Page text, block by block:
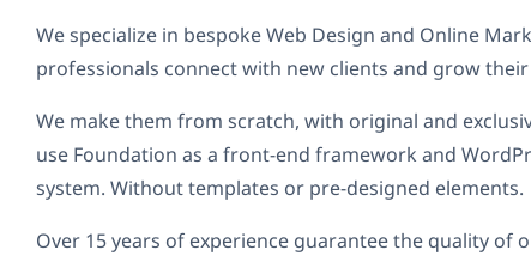
We specialize in bespoke Web Design and Online
professionals connect with new clients and grow
We make them from scratch, with original and
use Foundation as a front-end framework and
system. Without templates or pre-designed elements.
Over 15 years of experience guarantee the quality of